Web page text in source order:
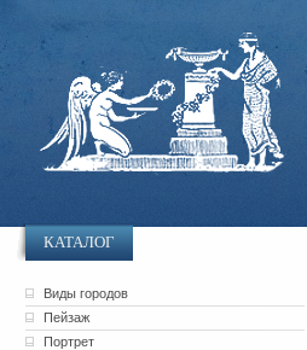
КАТАЛОГ
Виды городов
Пейзаж
Портрет